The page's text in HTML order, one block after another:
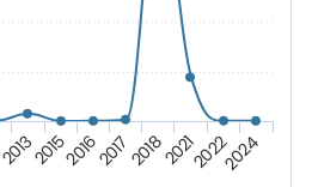
20132015201620172018202120222024